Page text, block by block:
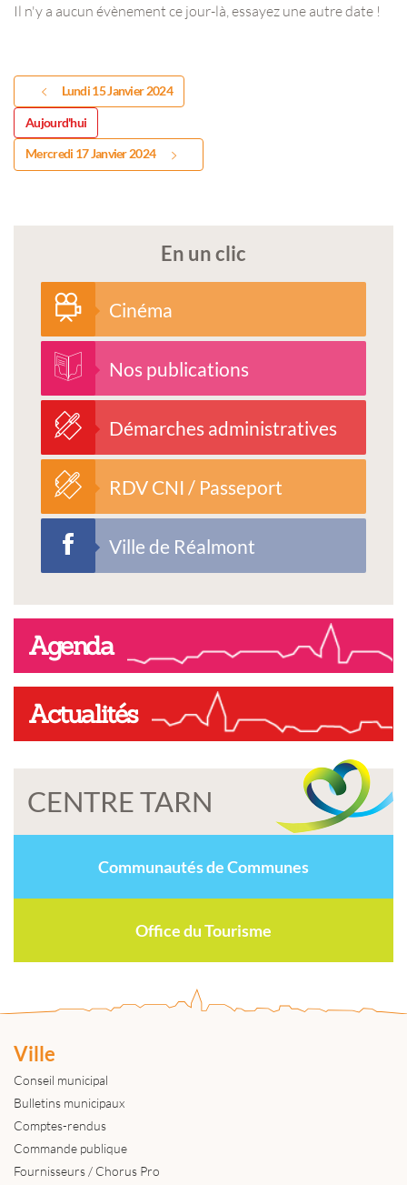
Il n'y a aucun évènement ce jour-là, essayez une autre date !
Lundi 15 Janvier 2024
Aujourd'hui
Mercredi 17 Janvier 2024
En un clic
Cinéma
Nos publications
Démarches administratives
RDV CNI / Passeport
Ville de Réalmont
Agenda
Actualités
CENTRE TARN
Communautés de Communes
Office du Tourisme
Ville
Conseil municipal
Bulletins municipaux
Comptes-rendus
Commande publique
Fournisseurs / Chorus Pro